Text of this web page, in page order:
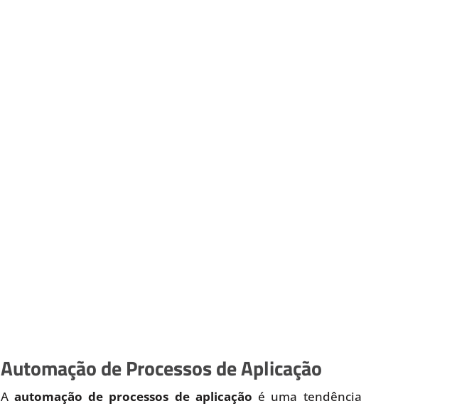
Automação de Processos de Aplicação
A automação de processos de aplicação é uma tendência